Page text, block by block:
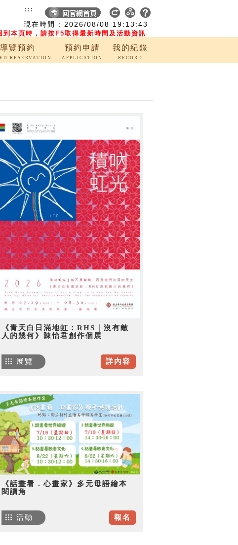
現在時間 : 2026/08/08 19:13:44
到本頁時，請按F5取得最新時間及活動資訊
:::
導覽預約
RESERVATION
預約申請
APPLICATION
我的紀錄
RECORD
《青天白日滿地虹：RHS｜沒有敵
人的幾何》陳怡君創作個展
詳內容
展覽
《話畫看．心畫家》多元母語繪本
閱讀角
報名
活動